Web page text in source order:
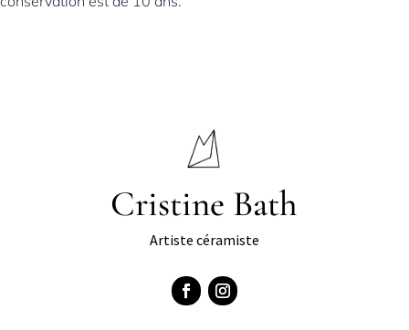
Cristine Bath
Artiste céramiste